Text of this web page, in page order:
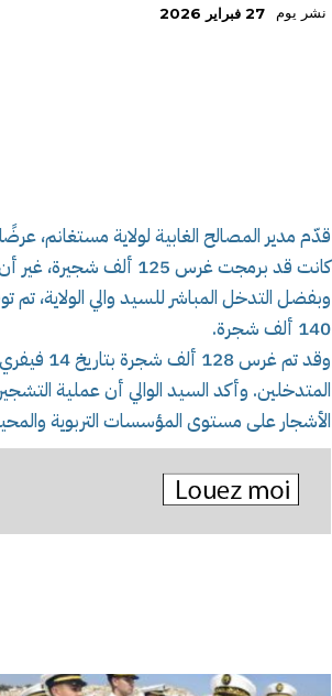
نشر يوم 27 فبراير 2026
قدّم مدير المصالح الغابية لولاية مستغانم،
كانت قد برمجت غرس
140 ألف شجرة.
وقد تم
الأشجار على مستوى المؤسسات التربوية